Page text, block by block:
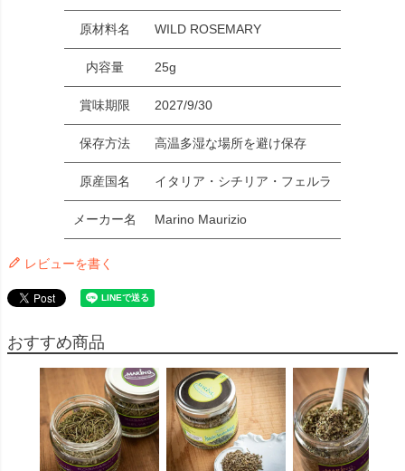
原材料名 WILD ROSEMARY
内容量 25g
賞味期限 2027/9/30
保存方法 高温多湿な場所を避け保存
原産国名 イタリア・シチリア・フェルラ
メーカー名 Marino Maurizio
レビューを書く
おすすめ商品